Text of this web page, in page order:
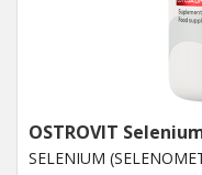
OSTROVIT
SELENIUM